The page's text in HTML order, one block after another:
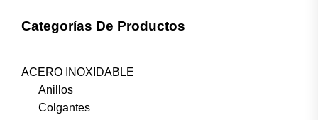
Categorías De Productos
ACERO INOXIDABLE
Anillos
Colgantes